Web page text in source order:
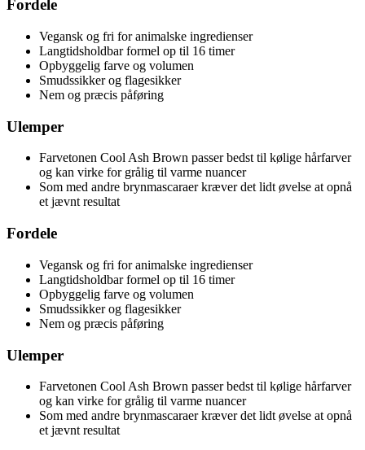
Fordele
Vegansk og fri for animalske ingredienser
Langtidsholdbar formel op til 16 timer
Opbyggelig farve og volumen
Smudssikker og flagesikker
Nem og præcis påføring
Ulemper
Farvetonen Cool Ash Brown passer bedst til kølige hårfarver
og kan virke for grålig til varme nuancer
Som med andre brynmascaraer kræver det lidt øvelse at opnå
et jævnt resultat
Fordele
Vegansk og fri for animalske ingredienser
Langtidsholdbar formel op til 16 timer
Opbyggelig farve og volumen
Smudssikker og flagesikker
Nem og præcis påføring
Ulemper
Farvetonen Cool Ash Brown passer bedst til kølige hårfarver
og kan virke for grålig til varme nuancer
Som med andre brynmascaraer kræver det lidt øvelse at opnå
et jævnt resultat